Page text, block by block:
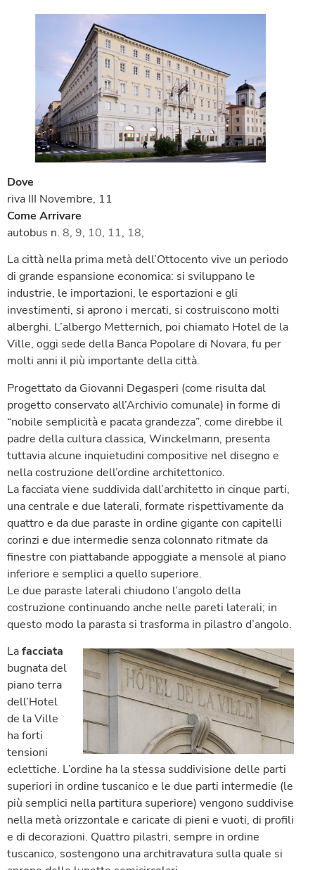
Dove
riva III Novembre, 11
Come Arrivare
autobus n. 8, 9, 10, 11, 18,
La città nella prima metà dell’Ottocento vive un periodo
di grande espansione economica: si sviluppano le
industrie, le importazioni, le esportazioni e gli
investimenti, si aprono i mercati, si costruiscono molti
alberghi. L’albergo Metternich, poi chiamato Hotel de la
Ville, oggi sede della Banca Popolare di Novara, fu per
molti anni il più importante della città.
Progettato da Giovanni Degasperi (come risulta dal
progetto conservato all’Archivio comunale) in forme di
“nobile semplicità e pacata grandezza”, come direbbe il
padre della cultura classica, Winckelmann, presenta
tuttavia alcune inquietudini compositive nel disegno e
nella costruzione dell’ordine architettonico.
La facciata viene suddivida dall’architetto in cinque parti,
una centrale e due laterali, formate rispettivamente da
quattro e da due paraste in ordine gigante con capitelli
corinzi e due intermedie senza colonnato ritmate da
finestre con piattabande appoggiate a mensole al piano
inferiore e semplici a quello superiore.
Le due paraste laterali chiudono l’angolo della
costruzione continuando anche nelle pareti laterali; in
questo modo la parasta si trasforma in pilastro d’angolo.
Lafacciata
bugnata del
piano terra
dell’Hotel
de la Ville
ha forti
tensioni
eclettiche. L’ordine ha la stessa suddivisione delle parti
superiori in ordine tuscanico e le due parti intermedie (le
più semplici nella partitura superiore) vengono suddivise
nella metà orizzontale e caricate di pieni e vuoti, di profili
e di decorazioni. Quattro pilastri, sempre in ordine
tuscanico, sostengono una architravatura sulla quale si